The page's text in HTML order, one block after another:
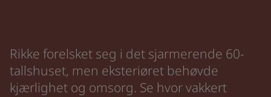
Våre tjenester
Norway- Norwegian
Spain- Spanish
Sweden-Swedish
Türkiye -Turkish
Rikke forelsket seg i det sjarmerende 60-
tallshuset, men eksteriøret behøvde
kjærlighet og omsorg. Se hvor vakkert